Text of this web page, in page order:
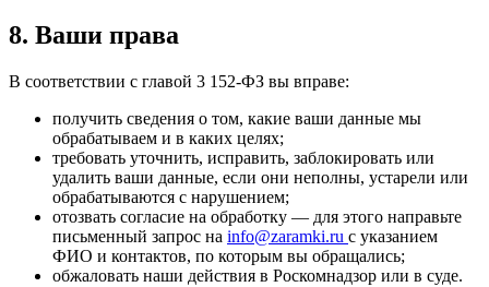
8. Ваши права
В соответствии с главой 3 152-ФЗ вы вправе:
получить сведения о том, какие ваши данные мы
обрабатываем и в каких целях;
требовать уточнить, исправить, заблокировать или
удалить ваши данные, если они неполны, устарели или
обрабатываются с нарушением;
отозвать согласие на обработку — для этого направьте
письменный запрос на info@zaramki.ru с указанием
ФИО и контактов, по которым вы обращались;
обжаловать наши действия в Роскомнадзор или в суде.